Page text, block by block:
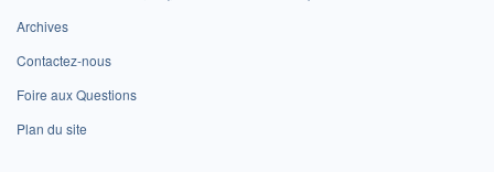
Archives
Contactez-nous
Foire aux Questions
Plan du site